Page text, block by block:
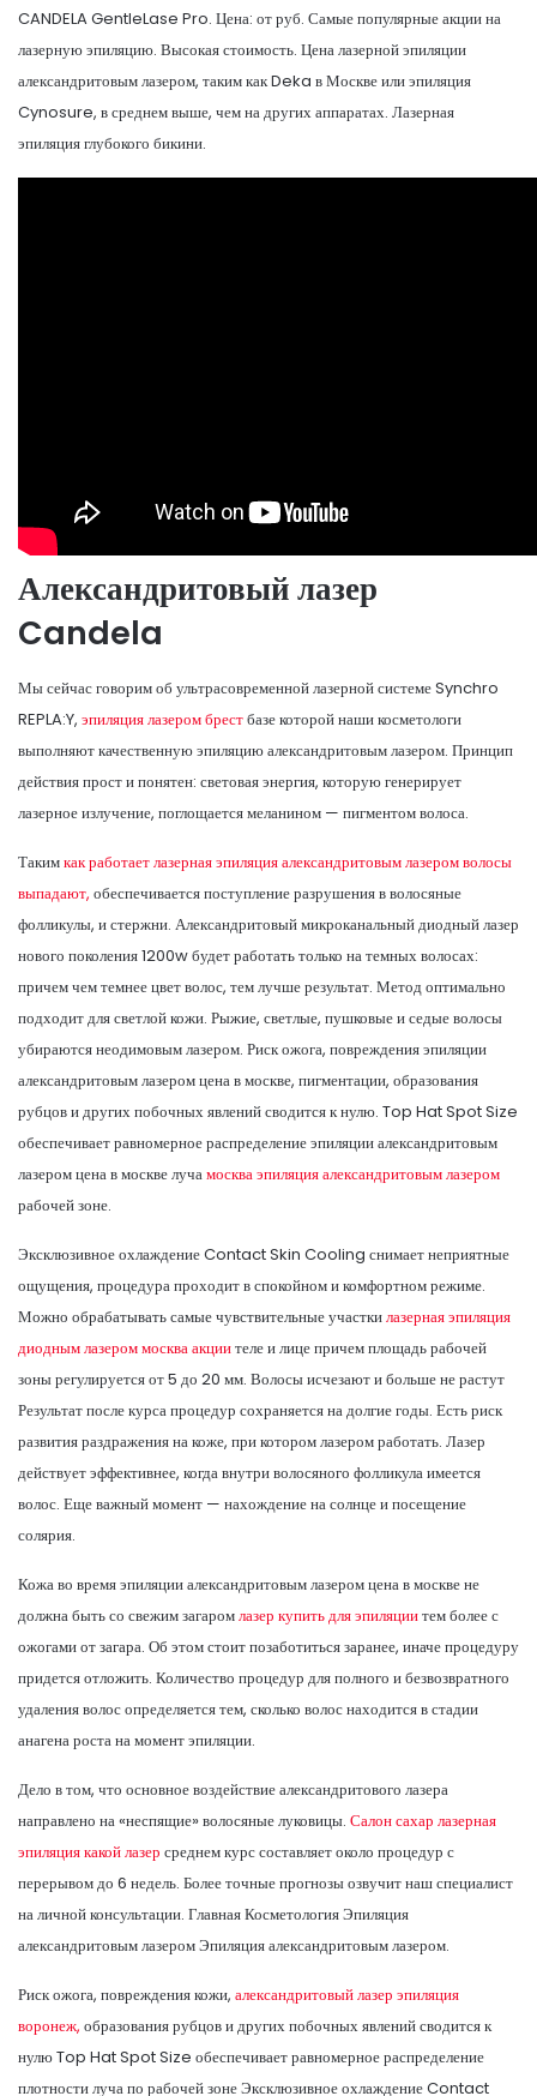
CANDELA GentleLase Pro. Цена: от руб. Самые популярные акции на
лазерную эпиляцию. Высокая стоимость. Цена лазерной эпиляции
александритовым лазером, таким как Deka в Москве или эпиляция
Cynosure, в среднем выше, чем на других аппаратах. Лазерная
эпиляция глубокого бикини.
Александритовый лазер
Candela
Мы сейчас говорим об ультрасовременной лазерной системе Synchro
REPLA:Y, эпиляция лазером брестбазе которой наши косметологи
выполняют качественную эпиляцию александритовым лазером. Принцип
действия прост и понятен: световая энергия, которую генерирует
лазерное излучение, поглощается меланином — пигментом волоса.
Такимкак работает лазерная эпиляция александритовым лазером волосы
выпадают, обеспечивается поступление разрушения в волосяные
фолликулы, и стержни. Александритовый микроканальный диодный лазер
нового поколения 1200w будет работать только на темных волосах:
причем чем темнее цвет волос, тем лучше результат. Метод оптимально
подходит для светлой кожи. Рыжие, светлые, пушковые и седые волосы
убираются неодимовым лазером. Риск ожога, повреждения эпиляции
александритовым лазером цена в москве, пигментации, образования
рубцов и других побочных явлений сводится к нулю. Top Hat Spot Size
обеспечивает равномерное распределение эпиляции александритовым
лазером цена в москве лучамосква эпиляция александритовым лазером
рабочей зоне.
Эксклюзивное охлаждение Contact Skin Cooling снимает неприятные
ощущения, процедура проходит в спокойном и комфортном режиме.
Можно обрабатывать самые чувствительные участкилазерная эпиляция
диодным лазером москва акциителе и лице причем площадь рабочей
зоны регулируется от 5 до 20 мм. Волосы исчезают и больше не растут
Результат после курса процедур сохраняется на долгие годы. Есть риск
развития раздражения на коже, при котором лазером работать. Лазер
действует эффективнее, когда внутри волосяного фолликула имеется
волос. Еще важный момент — нахождение на солнце и посещение
солярия.
Кожа во время эпиляции александритовым лазером цена в москве не
должна быть со свежим загаромлазер купить для эпиляциитем более с
ожогами от загара. Об этом стоит позаботиться заранее, иначе процедуру
придется отложить. Количество процедур для полного и безвозвратного
удаления волос определяется тем, сколько волос находится в стадии
анагена роста на момент эпиляции.
Дело в том, что основное воздействие александритового лазера
направлено на «неспящие» волосяные луковицы. Салон сахар лазерная
эпиляция какой лазер среднем курс составляет около процедур с
перерывом до 6 недель. Более точные прогнозы озвучит наш специалист
на личной консультации. Главная Косметология Эпиляция
александритовым лазером Эпиляция александритовым лазером.
Риск ожога, повреждения кожи, александритовый лазер эпиляция
воронеж, образования рубцов и других побочных явлений сводится к
нулю Top Hat Spot Size обеспечивает равномерное распределение
плотности луча по рабочей зоне Эксклюзивное охлаждение Contact